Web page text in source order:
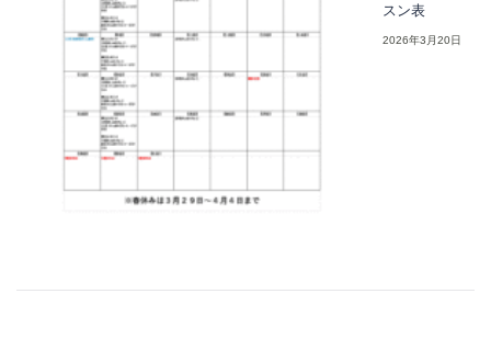
スン表
2026年3月20日